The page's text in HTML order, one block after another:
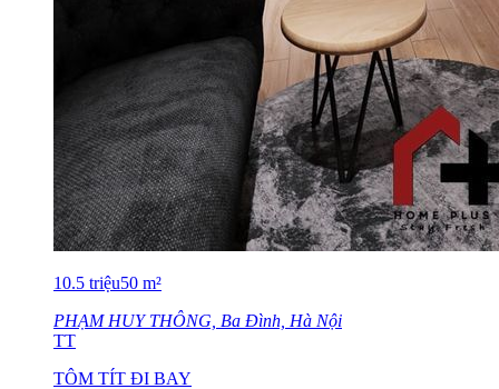
10.5 triệu50 m²
PHẠM HUY THÔNG, Ba Đình, Hà Nội
TT
TÔM TÍT ĐI BAY